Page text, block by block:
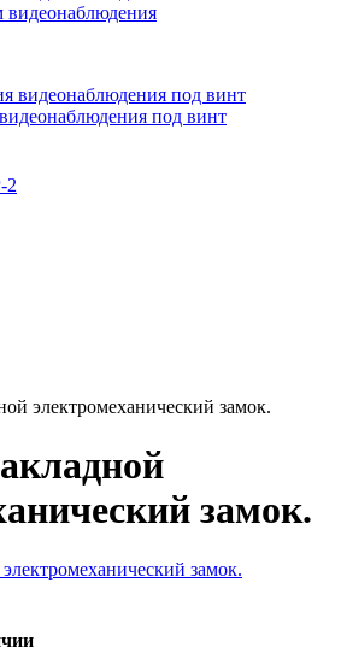
видеонаблюдения
под винт
электромеханический замок.
замок.